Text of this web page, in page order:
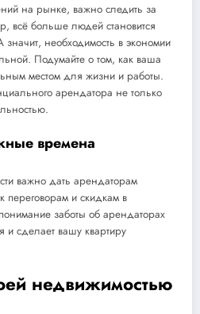
на рынке, важно следить за
всё больше людей становится
необходимость в экономии
Подумайте о том, как ваша
местом для жизни и работы.
арендатора не только
времена
важно дать арендаторам
переговорам и скидкам в
заботы об арендаторах
и сделает вашу квартиру
недвижимостью